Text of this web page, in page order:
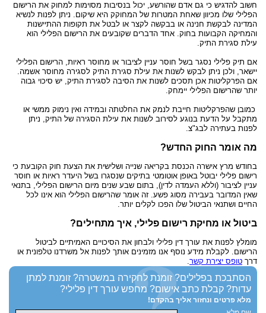
חשוב להדגיש כי גם אדם שהורשע, יכול בנסיבות מסוימות למחוק את הרישום
הפלילי שלו מכיוון שאחת המטרות של המחוקק היא שיקום. ניתן לפנות לנשיא
המדינה לבקשת חנינה או בבקשה לקצר או לבטל את תקופות ההתיישנות
והמחיקה הקבועות בחוק. אחד הדברים שקובעים את הרישום הפלילי הוא
עילת סגירת התיק.
אם תיק פלילי נסגר בשל חוסר עניין לציבור או מחוסר ראיות, הרישום הפלילי
יישאר, ולכן ניתן לבקש לשנות את עילת סגירת התיק לסגירה מחוסר אשמה.
אם הפרקליטות אכן תסכים לשנות את הסיבה לסגירת התיק, יש סיכוי גבוה
יותר שהרישום הפלילי יימחק.
כמובן שהפרקליטות חייבת לנמק את החלטתה ובמידה ואין נימוק ממשי או
מתקבל על הדעת בנוגע לסירוב לשנות את עילת הסגירה של התיק, ניתן
לפנות בעתירה לבג"צ.
מה אומר החוק החדש?
בחודש מרץ אישרה הכנסת בקריאה שנייה ושלישית את הצעת חוק הקובעת כי
רישום פלילי יבוטל באופן אוטומטי בתיקים שנסגרו בשל היעדר ראיות או חוסר
עניין לציבור (וללא העמדה לדין), בתום שבע שנים מיום הרישום הפלילי, בתנאי
שאין המדובר בעבירה מסוג פשע. זה אומר שהרישום הפלילי הוא אינו לכל
החיים ושתנאי הביטול שלו הפכו לקלים יותר.
ביטול או מחיקת רישום פלילי, איך מתחילים?
מומלץ לפנות את עורך דין פלילי ולבחון את הסיכויים האמיתיים לביטול
הרישום. לקבלת מידע נוסף אנו מזמינים אותך לפנות אל משרדנו טלפונית או
דרך טופס יצירת קשר.
הסתבכת בפלילים?זומנת לחקירה במשטרה? זומנת למתן
עדות? קבלת כתב אישום? מחפש עורך דין פלילי?
מלא פרטים ונחזור אליך בהקדם!